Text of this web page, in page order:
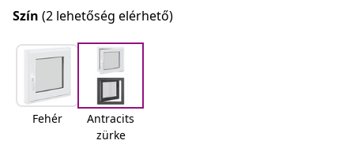
Szín (2 lehetőség elérhető)
Fehér
Antracits
zürke